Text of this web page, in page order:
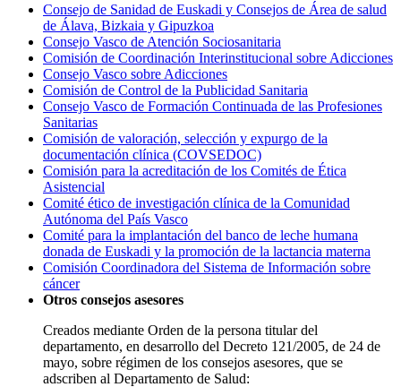
Consejo de Sanidad de Euskadi y Consejos de Área de salud
de Álava, Bizkaia y Gipuzkoa
Consejo Vasco de Atención Sociosanitaria
Comisión de Coordinación Interinstitucional sobre Adicciones
Consejo Vasco sobre Adicciones
Comisión de Control de la Publicidad Sanitaria
Consejo Vasco de Formación Continuada de las Profesiones
Sanitarias
Comisión de valoración, selección y expurgo de la
documentación clínica (COVSEDOC)
Comisión para la acreditación de los Comités de Ética
Asistencial
Comité ético de investigación clínica de la Comunidad
Autónoma del País Vasco
Comité para la implantación del banco de leche humana
donada de Euskadi y la promoción de la lactancia materna
Comisión Coordinadora del Sistema de Información sobre
cáncer
Otros consejos asesores
Creados mediante Orden de la persona titular del
departamento, en desarrollo del Decreto 121/2005, de 24 de
mayo, sobre régimen de los consejos asesores, que se
adscriben al Departamento de Salud: